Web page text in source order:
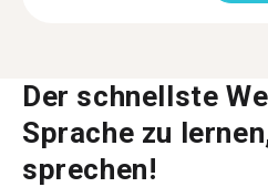
Der schnellste
Sprache zu
sprechen!